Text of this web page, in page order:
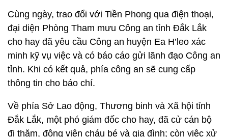
Cùng ngày, trao đổi với Tiền Phong qua điện thoại,
đại diện Phòng Tham mưu Công an tỉnh Đắk Lắk
cho hay đã yêu cầu Công an huyện Ea H’leo xác
minh kỹ vụ việc và có báo cáo gửi lãnh đạo Công an
tỉnh. Khi có kết quả, phía công an sẽ cung cấp
thông tin cho báo chí.
Về phía Sở Lao động, Thương binh và Xã hội tỉnh
Đắk Lắk, một phó giám đốc cho hay, đã cử cán bộ
đi thăm, động viên cháu bé và gia đình; còn việc xử